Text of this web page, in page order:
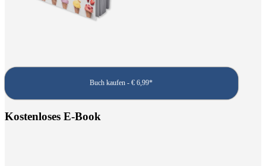
Buch kaufen - € 6,99*
Kostenloses E-Book